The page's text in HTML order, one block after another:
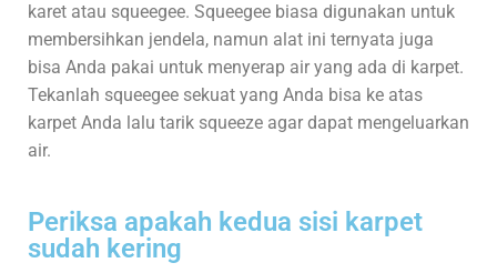
karet atau squeegee. Squeegee biasa digunakan untuk
membersihkan jendela, namun alat ini ternyata juga
bisa Anda pakai untuk menyerap air yang ada di karpet.
Tekanlah squeegee sekuat yang Anda bisa ke atas
karpet Anda lalu tarik squeeze agar dapat mengeluarkan
air.
Periksa apakah kedua sisi karpet
sudah kering